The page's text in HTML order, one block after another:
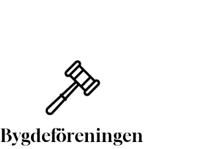
Bygdeföreningen